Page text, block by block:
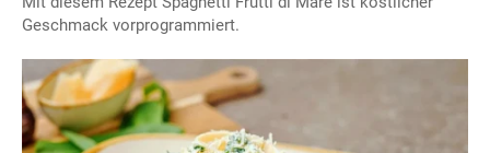
Geschmack vorprogrammiert.